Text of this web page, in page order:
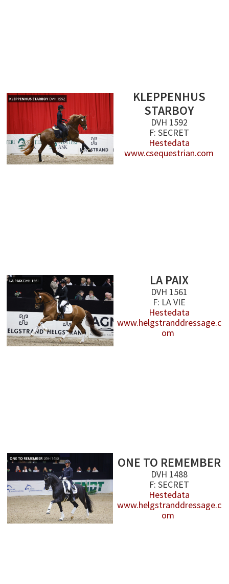
KLEPPENHUS
STARBOY
DVH 1592
F: SECRET
Hestedata
www.csequestrian.com
LA PAIX
DVH 1561
F: LA VIE
Hestedata
www.helgstranddressage.c
om
ONE TO REMEMBER
DVH 1488
F: SECRET
Hestedata
www.helgstranddressage.c
om